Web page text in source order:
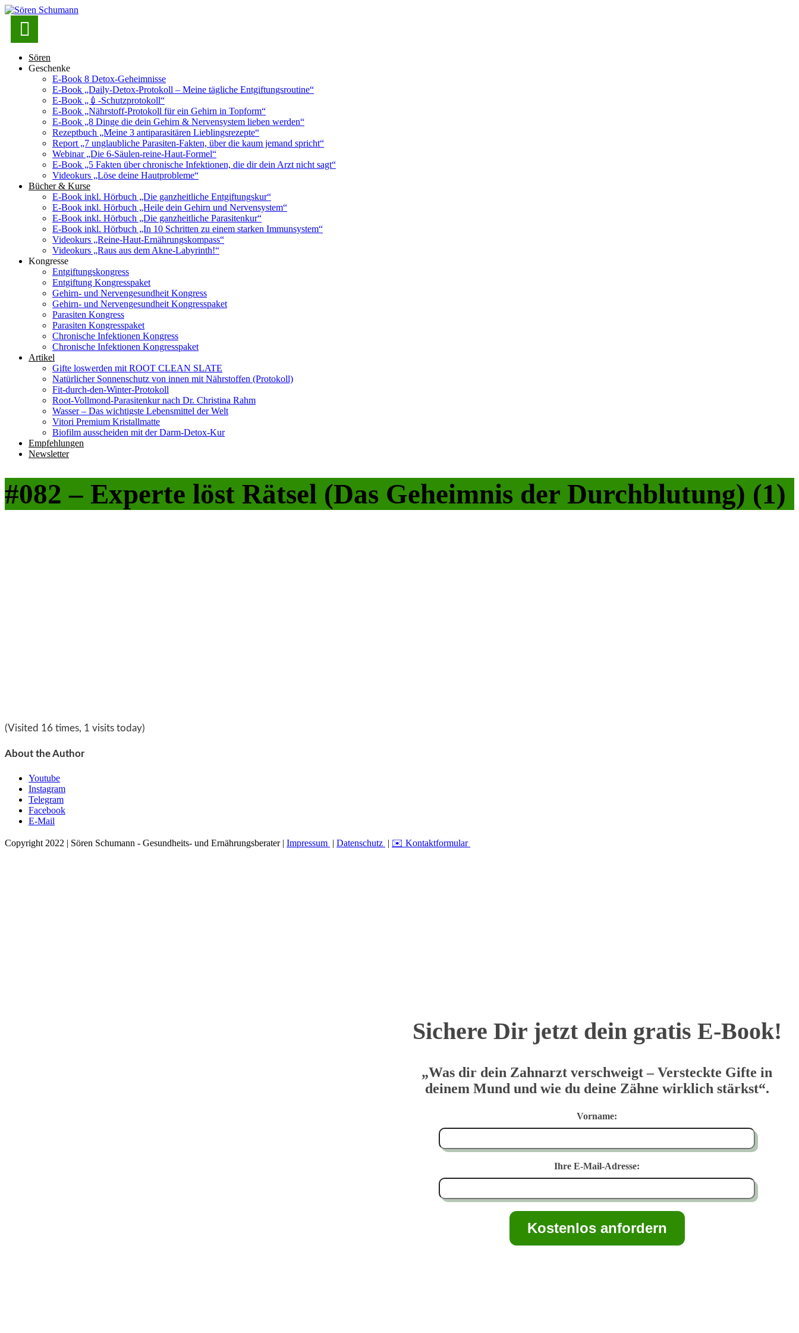

Sören
Geschenke
E-Book 8 Detox-Geheimnisse
E-Book „Daily-Detox-Protokoll – Meine tägliche Entgiftungsroutine“
E-Book „💉-Schutzprotokoll“
E-Book „Nährstoff-Protokoll für ein Gehirn in Topform“
E-Book „8 Dinge die dein Gehirn & Nervensystem lieben werden“
Rezeptbuch „Meine 3 antiparasitären Lieblingsrezepte“
Report „7 unglaubliche Parasiten-Fakten, über die kaum jemand spricht“
Webinar „Die 6-Säulen-reine-Haut-Formel“
E-Book „5 Fakten über chronische Infektionen, die dir dein Arzt nicht sagt“
Videokurs „Löse deine Hautprobleme“
Bücher & Kurse
E-Book inkl. Hörbuch „Die ganzheitliche Entgiftungskur“
E-Book inkl. Hörbuch „Heile dein Gehirn und Nervensystem“
E-Book inkl. Hörbuch „Die ganzheitliche Parasitenkur“
E-Book inkl. Hörbuch „In 10 Schritten zu einem starken Immunsystem“
Videokurs „Reine-Haut-Ernährungskompass“
Videokurs „Raus aus dem Akne-Labyrinth!“
Kongresse
Entgiftungskongress
Entgiftung Kongresspaket
Gehirn- und Nervengesundheit Kongress
Gehirn- und Nervengesundheit Kongresspaket
Parasiten Kongress
Parasiten Kongresspaket
Chronische Infektionen Kongress
Chronische Infektionen Kongresspaket
Artikel
Gifte loswerden mit ROOT CLEAN SLATE
Natürlicher Sonnenschutz von innen mit Nährstoffen (Protokoll)
Fit-durch-den-Winter-Protokoll
Root-Vollmond-Parasitenkur nach Dr. Christina Rahm
Wasser – Das wichtigste Lebensmittel der Welt
Vitori Premium Kristallmatte
Biofilm ausscheiden mit der Darm-Detox-Kur
Empfehlungen
Newsletter
#082 – Experte löst Rätsel (Das Geheimnis der Durchblutung) (1)
(Visited 16 times, 1 visits today)
About the Author
Youtube
Instagram
Telegram
Facebook
E-Mail
Copyright 2022 | Sören Schumann - Gesundheits- und Ernährungsberater | Impressum | Datenschutz | ✉️ Kontaktformular
Sichere Dir jetzt dein gratis E-Book!
„Was dir dein Zahnarzt verschweigt – Versteckte Gifte in
deinem Mund und wie du deine Zähne wirklich stärkst“.
Vorname:
Ihre E-Mail-Adresse: